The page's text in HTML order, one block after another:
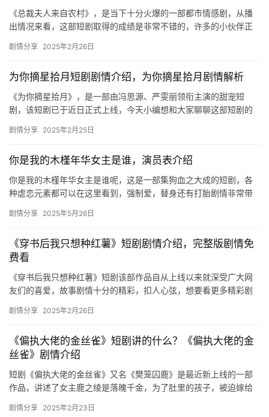
《总裁夫人来自农村》，是当下十分火爆的一部都市情感剧，从播
出情况来看，这部短剧取得的成绩是非常不错的，许多的小伙伴正
绍哦！…
剧情分享 2025年2月26日
为你摘星拾月短剧剧情介绍，为你摘星拾月剧情解析
《为你摘星拾月》，是一部由冯思源、严雯丽领衔主演的甜宠短
剧，该短剧已于近日正式上线，今天小编想和大家聊聊这部短剧的
吧！ 为你…
剧情分享 2025年2月25日
你是我的木槿年华女主是谁，演员表介绍
你是我的木槿年华女主是谁呢，这是一部集狗血之大成的短剧，各
种虐恋元素都可以在这里看到，强制爱，替身还有打胎剧情非常带
张…
剧情分享 2025年5月26日
《穿书后我只想种红薯》短剧剧情介绍，完整版剧情免
费看
《穿书后我只想种红薯》短剧该部作品自从上线以来就深受广大网
友们的喜爱，故事剧情十分的精彩，扣人心弦，想要看更多精彩剧
介绍…
剧情分享 2025年2月26日
《偏执大佬的金丝雀》短剧讲的什么？《偏执大佬的金
丝雀》剧情介绍
短剧《偏执大佬的金丝雀》又名《樊笼囚鹿》是最近新上线的一部
作品，讲述了女主鹿之绫是落魄千金，为了肚里的孩子，被迫嫁给
看看吧…
剧情分享 2025年2月23日